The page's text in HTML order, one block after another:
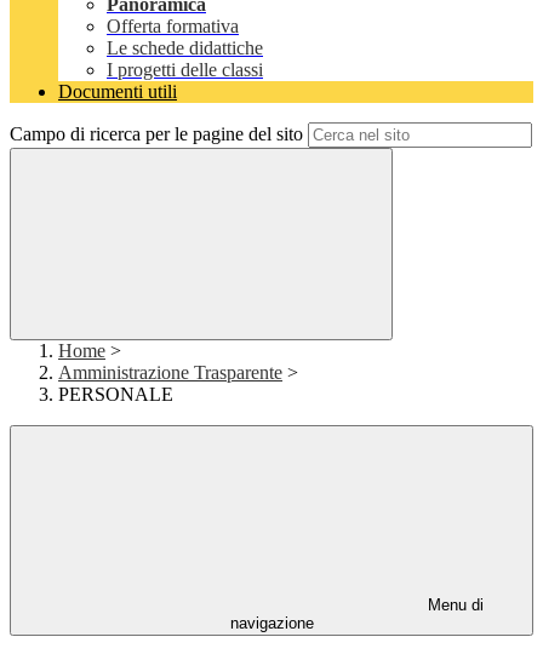
Panoramica
Offerta formativa
Le schede didattiche
I progetti delle classi
Documenti utili
Campo di ricerca per le pagine del sito
Home >
Amministrazione Trasparente >
PERSONALE
Menu di
navigazione